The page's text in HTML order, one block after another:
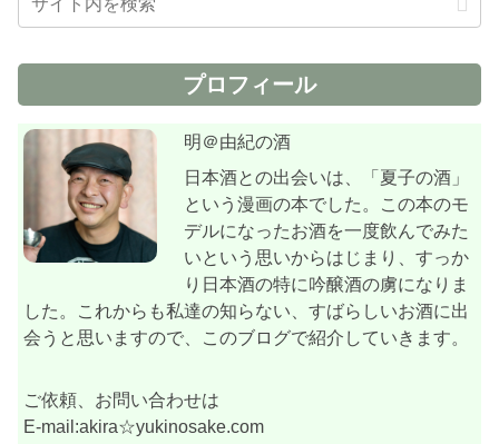
プロフィール
明＠由紀の酒
日本酒との出会いは、「夏子の酒」
という漫画の本でした。この本のモ
デルになったお酒を一度飲んでみた
いという思いからはじまり、すっか
り日本酒の特に吟醸酒の虜になりま
した。これからも私達の知らない、すばらしいお酒に出
会うと思いますので、このブログで紹介していきます。
ご依頼、お問い合わせは
E-mail:akira☆yukinosake.com